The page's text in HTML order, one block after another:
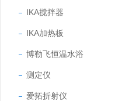
IKA搅拌器
IKA加热板
博勒飞恒温水浴
测定仪
爱拓折射仪